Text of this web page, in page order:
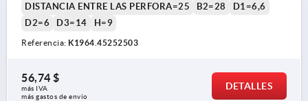
DISTANCIA ENTRE LAS PERFORA=25
B2=28
D1=6,6
D2=6
D3=14 H=9
Referencia: K1964.45252503
56,74 $
más IVA
más gastos de envío
DETALLES